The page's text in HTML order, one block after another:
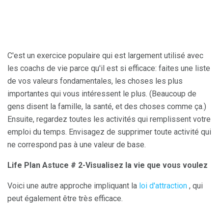
C'est un exercice populaire qui est largement utilisé avec
les coachs de vie parce qu'il est si efficace: faites une liste
de vos valeurs fondamentales, les choses les plus
importantes qui vous intéressent le plus. (Beaucoup de
gens disent la famille, la santé, et des choses comme ça.)
Ensuite, regardez toutes les activités qui remplissent votre
emploi du temps. Envisagez de supprimer toute activité qui
ne correspond pas à une valeur de base.
Life Plan Astuce # 2-Visualisez la vie que vous voulez
Voici une autre approche impliquant la loi d'attraction , qui
peut également être très efficace.